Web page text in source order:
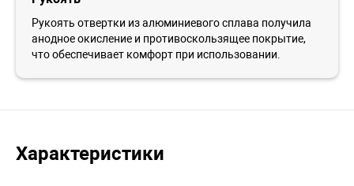
Рукоять отвертки из алюминиевого сплава получила
анодное окисление и противоскользящее покрытие,
что обеспечивает комфорт при использовании.
Характеристики